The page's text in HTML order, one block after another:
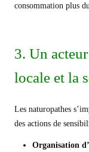
consommation plus
3. Un
locale et la
Les naturopathes
des actions de
Organisation